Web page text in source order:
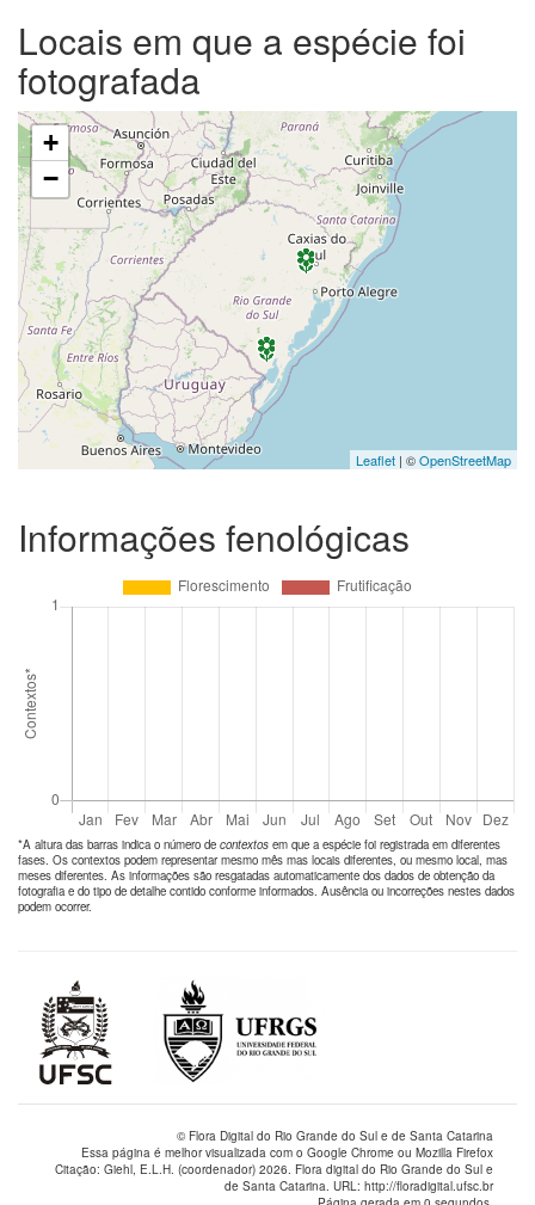
Locais em que a espécie foi
fotografada
+
−
Leaflet | ©OpenStreetMap
Informações fenológicas
*A altura das barras indica o número de contextos em que a espécie foi registrada em diferentes
fases. Os contextos podem representar mesmo mês mas locais diferentes, ou mesmo local, mas
meses diferentes. As informações são resgatadas automaticamente dos dados de obtenção da
fotografia e do tipo de detalhe contido conforme informados. Ausência ou incorreções nestes dados
podem ocorrer.
© Flora Digital do Rio Grande do Sul e de Santa Catarina
Essa página é melhor visualizada com o Google Chrome ou Mozilla Firefox
Citação: Giehl, E.L.H. (coordenador) 2026. Flora digital do Rio Grande do Sul e
de Santa Catarina. URL: http://floradigital.ufsc.br